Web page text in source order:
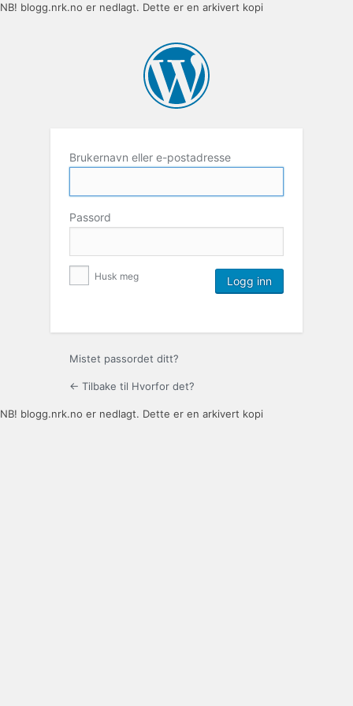
NB! blogg.nrk.no er nedlagt. Dette er en arkivert kopi
Brukernavn eller e-postadresse
Passord
Husk meg
Mistet passordet ditt?
← Tilbake til Hvorfor det?
NB! blogg.nrk.no er nedlagt. Dette er en arkivert kopi